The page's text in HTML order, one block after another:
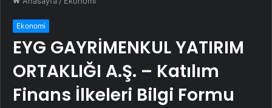
Ekonomi
EYG GAYRİMENKUL YATIRIM
ORTAKLIĞI A.Ş. – Katılım
Finans İlkeleri Bilgi Formu